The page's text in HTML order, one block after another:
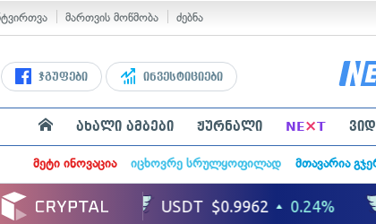
მართვის მოწმობა ძებნა
ჯგუფები ინვესტიციები
ახალი ამბები ჟურნალი NE×T
მეტი ინოვაცია იცხოვრე სრულყოფილად მთავარია